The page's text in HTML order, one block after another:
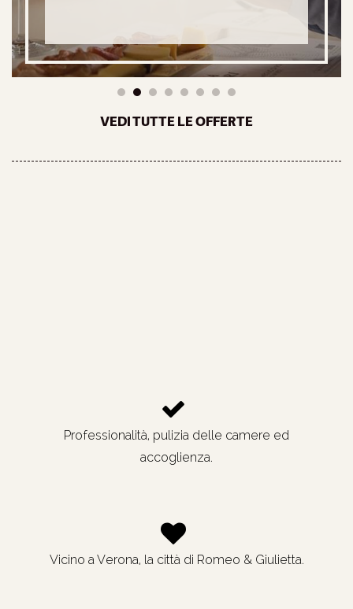
VEDI TUTTE LE OFFERTE
Professionalità, pulizia delle camere ed
accoglienza.
Vicino a Verona, la città di Romeo & Giulietta.